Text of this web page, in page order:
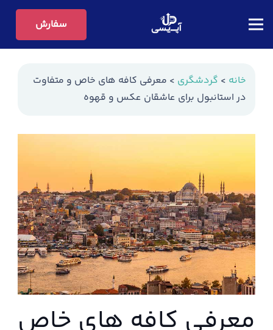
سفارش
خانه > گردشگری > معرفی کافه های خاص و متفاوت
در استانبول برای عاشقان عکس و قهوه
معرفی کافه های خاص